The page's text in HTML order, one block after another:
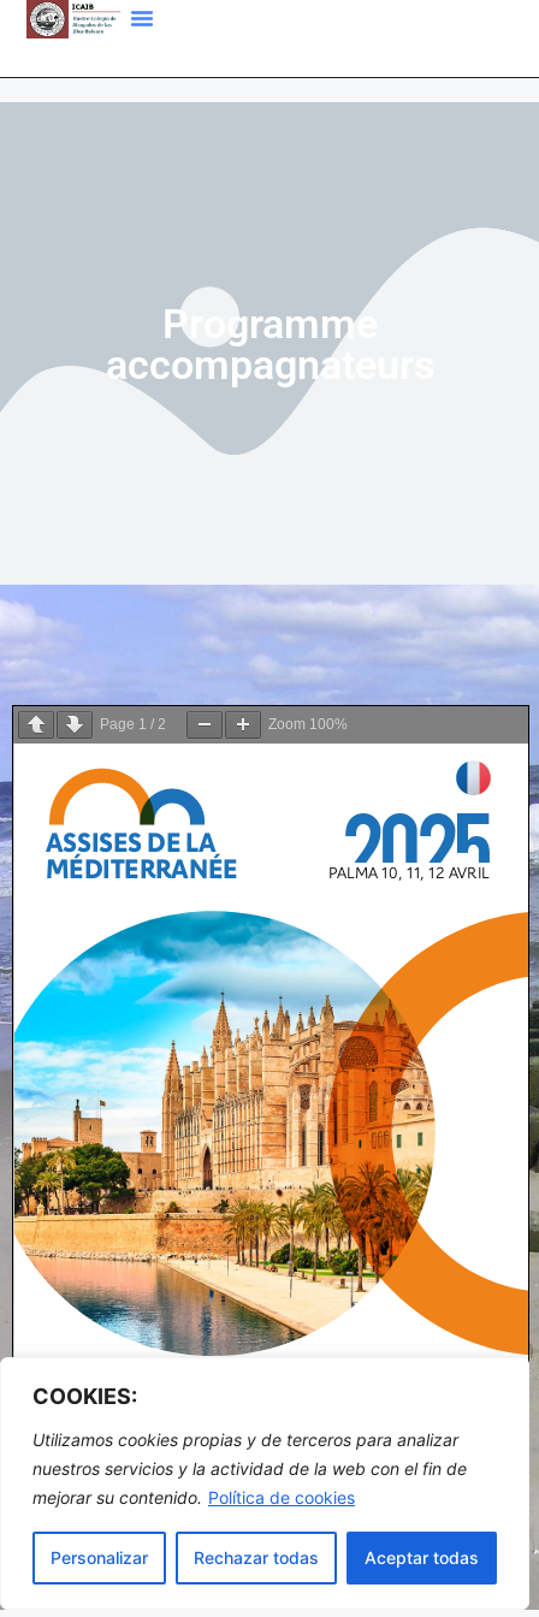
COOKIES:
Utilizamos cookies propias y de terceros para analizar
nuestros servicios y la actividad de la web con el fin de
mejorar su contenido. Política de cookies
Personalizar Rechazar todas Aceptar todas
Programme
accompagnateurs
Page 1 / 2 Zoom 100%
/ Zoom 100%